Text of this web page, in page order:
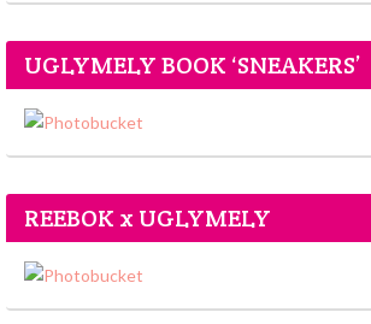
UGLYMELY BOOK ‘SNEAKERS’
REEBOK x UGLYMELY